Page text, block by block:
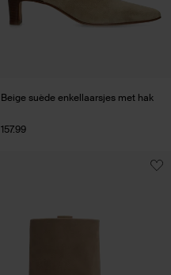
Beige suède enkellaarsjes met hak
157.99